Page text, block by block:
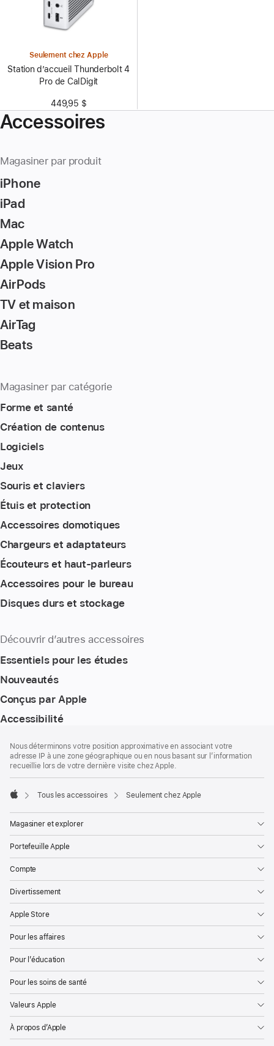
Seulement chez Apple
Station d’accueil Thunderbolt 4
Pro de CalDigit
449,95 $
Accessoires
Magasiner par produit
iPhone
iPad
Mac
Apple Watch
Apple Vision Pro
AirPods
TV et maison
AirTag
Beats
Magasiner par catégorie
Forme et santé
Création de contenus
Logiciels
Jeux
Souris et claviers
Étuis et protection
Accessoires domotiques
Chargeurs et adaptateurs
Écouteurs et haut-parleurs
Accessoires pour le bureau
Disques durs et stockage
Découvrir d’autres accessoires
Essentiels pour les études
Nouveautés
Conçus par Apple
Accessibilité
de
page
de
bas
Nous déterminons votre position approximative en associant votre
adresse IP à une zone géographique ou en nous basant sur l’information
recueillie lors de votre dernière visite chez Apple.
Tous les accessoires Seulement chez Apple
Magasiner et explorer
Portefeuille Apple
Compte
Divertissement
Apple Store
Pour les affaires
Pour l’éducation
Pour les soins de santé
Valeurs Apple
À propos d’Apple